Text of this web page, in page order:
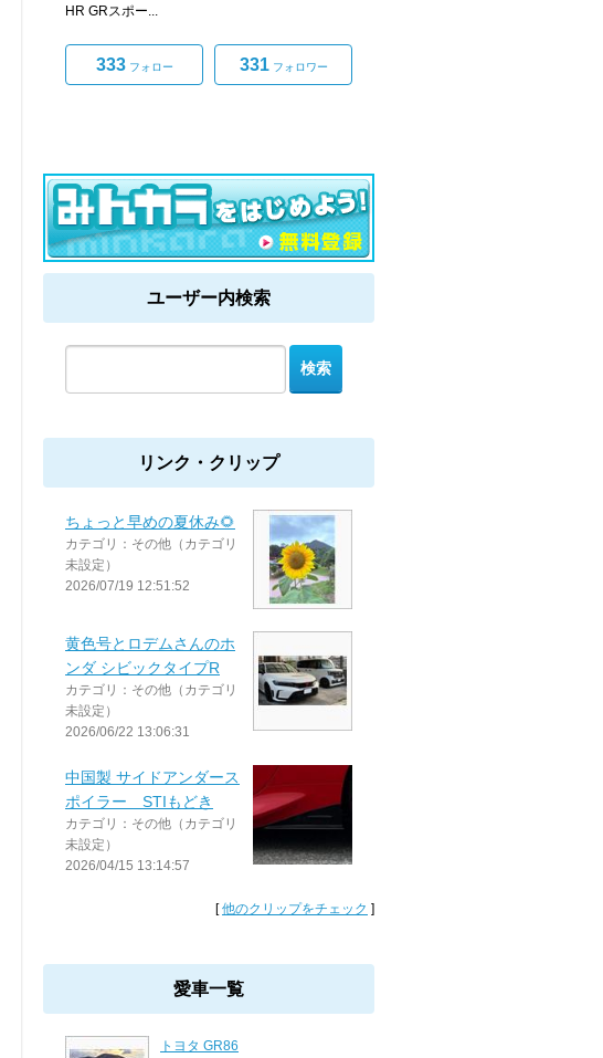
HR GRスポー...
333フォロー 331フォロワー
ユーザー内検索
リンク・クリップ
ちょっと早めの夏休み🌻
カテゴリ：その他（カテゴリ
未設定）
2026/07/19 12:51:52
黄色号とロデムさんのホ
ンダ シビックタイプR
カテゴリ：その他（カテゴリ
未設定）
2026/06/22 13:06:31
中国製 サイドアンダース
ポイラー STIもどき
カテゴリ：その他（カテゴリ
未設定）
2026/04/15 13:14:57
[他のクリップをチェック ]
愛車一覧
トヨタ GR86